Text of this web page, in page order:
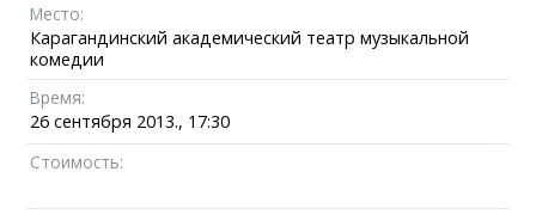
Место:
Карагандинский академический театр музыкальной
комедии
Время:
26 сентября 2013., 17:30
Стоимость: